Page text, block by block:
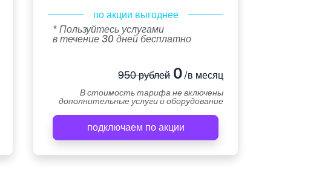
по акции выгоднее
* Пользуйтесь услугами
в течение 30 дней бесплатно
950 рублей0/в месяц
В стоимость тарифа не включены
дополнительные услуги и оборудование
подключаем по акции